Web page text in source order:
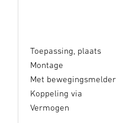
Toepassing, plaats
Montage
Met bewegingsmelder
Koppeling via
Vermogen